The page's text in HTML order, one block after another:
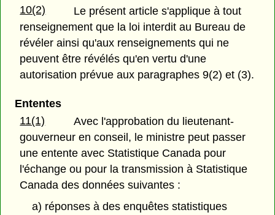
10(2)
Le présent article s'applique à tout
renseignement que la loi interdit au Bureau de
révéler ainsi qu'aux renseignements qui ne
peuvent être révélés qu'en vertu d'une
autorisation prévue aux paragraphes 9(2) et (3).
Ententes
11(1)
Avec l'approbation du lieutenant-
gouverneur en conseil, le ministre peut passer
une entente avec Statistique Canada pour
l'échange ou pour la transmission à Statistique
Canada des données suivantes :
a) réponses à des enquêtes statistiques